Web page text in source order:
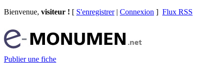
Bienvenue, visiteur ! [ S'enregistrer| Connexion ] Flux RSS
Publier une fiche